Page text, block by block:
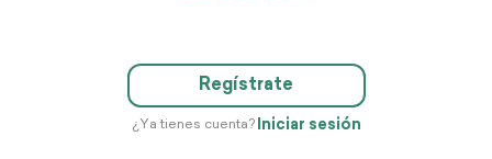
Regístrate
¿Ya tienes cuenta? Iniciar sesión